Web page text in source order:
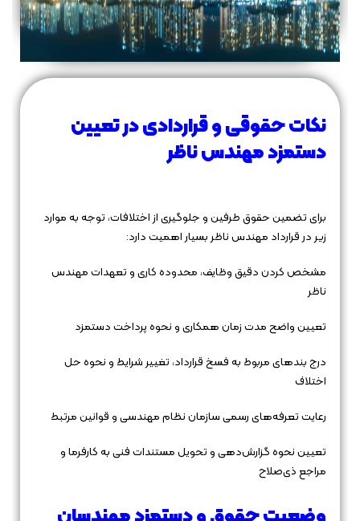
نکات حقوقی و قراردادی در تعیین
دستمزد مهندس ناظر
برای تضمین حقوق طرفین و جلوگیری از اختلافات، توجه به موارد
زیر در قرارداد مهندس ناظر بسیار اهمیت دارد:
مشخص کردن دقیق وظایف، محدوده کاری و تعهدات مهندس
ناظر
تعیین واضح مدت زمان همکاری و نحوه پرداخت دستمزد
درج بندهای مربوط به فسخ قرارداد، تغییر شرایط و نحوه حل
اختلاف
رعایت تعرفه‌های رسمی سازمان نظام مهندسی و قوانین مرتبط
تعیین نحوه گزارش‌دهی و تحویل مستندات فنی به کارفرما و
مراجع ذی‌صلاح